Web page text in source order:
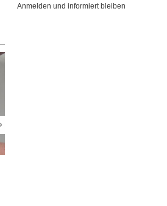
Anmelden und informiert bleiben